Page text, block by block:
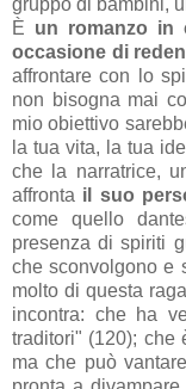
È un romanzo in
occasione di
affrontare con lo
non bisogna mai
mio obiettivo
la tua vita, la tua
che la narratrice,
affronta il suo
come quello
presenza di spiriti
che sconvolgono e
molto di questa
incontra: che ha
traditori" (120); che
ma che può